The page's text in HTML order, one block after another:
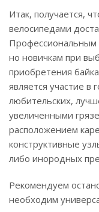
Итак, получается,
велосипедами
Профессиональным
но новичкам при
приобретения
является участие в
любительских,
увеличенными
расположением
конструктивные
либо инородных
Рекомендуем
необходим